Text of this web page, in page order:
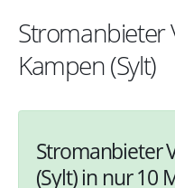
Stromanbieter
Kampen (Sylt)
Stromanbieter
(Sylt) in nur 10